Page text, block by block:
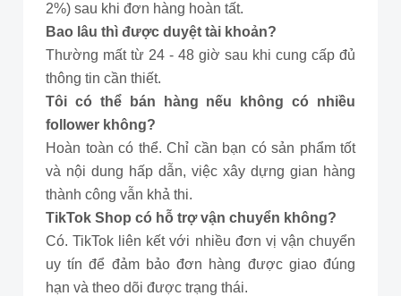
2%) sau khi đơn hàng hoàn tất.
Bao lâu thì được duyệt tài khoản?
Thường mất từ 24 - 48 giờ sau khi cung cấp đủ
thông tin cần thiết.
Tôi có thể bán hàng nếu không có nhiều
follower không?
Hoàn toàn có thể. Chỉ cần bạn có sản phẩm tốt
và nội dung hấp dẫn, việc xây dựng gian hàng
thành công vẫn khả thi.
TikTok Shop có hỗ trợ vận chuyển không?
Có. TikTok liên kết với nhiều đơn vị vận chuyển
uy tín để đảm bảo đơn hàng được giao đúng
hạn và theo dõi được trạng thái.